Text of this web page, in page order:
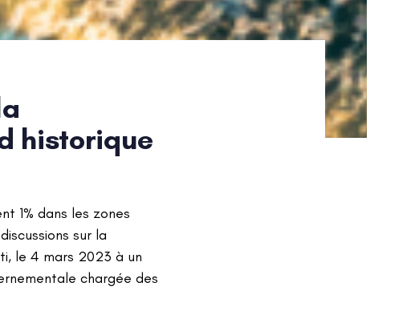
historique
1% dans les zones
sur la
le 4 mars 2023 à un
chargée des